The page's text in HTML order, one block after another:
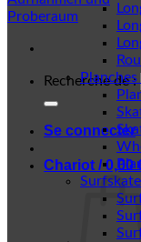
Recherche de :
Se connecter
Chariot /0,00